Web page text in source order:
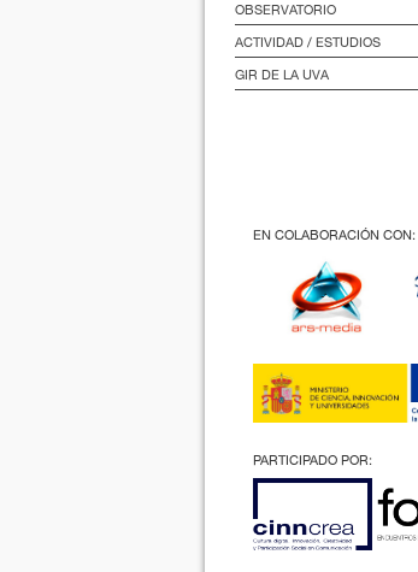
OBSERVATORIO
ACTIVIDAD / ESTUDIOS
GIR DE LA UVA
EN COLABORACIÓN CON:
PARTICIPADO POR: